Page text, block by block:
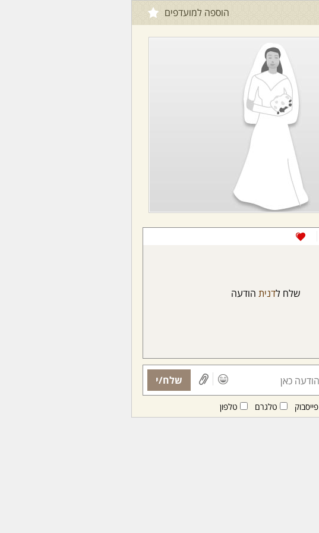
הוספה למועדפים
שלח לדנית הודעה
שלח/י
פייסבוק טלגרם טלפון